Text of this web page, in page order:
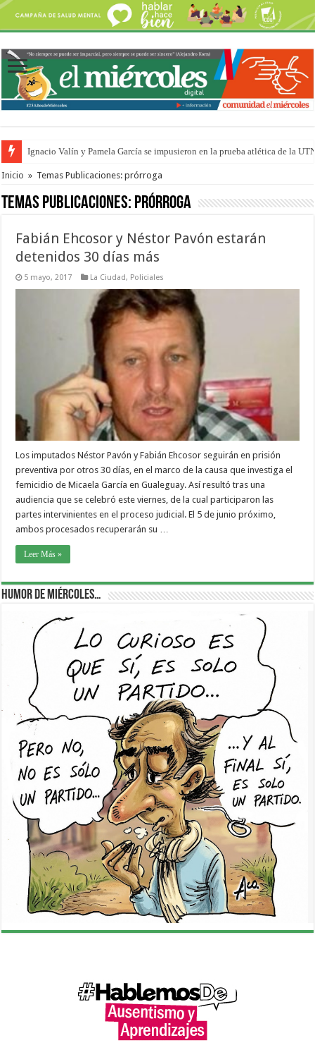
Ignacio Valín y Pamela García se impusieron en la prueba atlética de la
Traigo el litoral en mi canción: 100 años de Aníbal Sampayo
Inicio » Temas Publicaciones: prórroga
Temas Publicaciones: prórroga
Fabián Ehcosor y Néstor Pavón estarán
detenidos 30 días más
5 mayo, 2017 La Ciudad, Policiales
Los imputados Néstor Pavón y Fabián Ehcosor seguirán en prisión
preventiva por otros 30 días, en el marco de la causa que investiga el
femicidio de Micaela García en Gualeguay. Así resultó tras una
audiencia que se celebró este viernes, de la cual participaron las
partes intervinientes en el proceso judicial. El 5 de junio próximo,
ambos procesados recuperarán su …
Leer Más »
Humor de Miércoles…